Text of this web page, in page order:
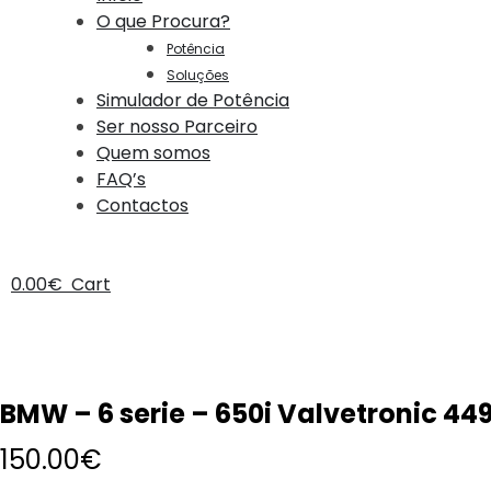
O que Procura?
Potência
Soluções
Simulador de Potência
Ser nosso Parceiro
Quem somos
FAQ’s
Contactos
0.00€ Cart
BMW – 6 serie – 650i Valvetronic
150.00€